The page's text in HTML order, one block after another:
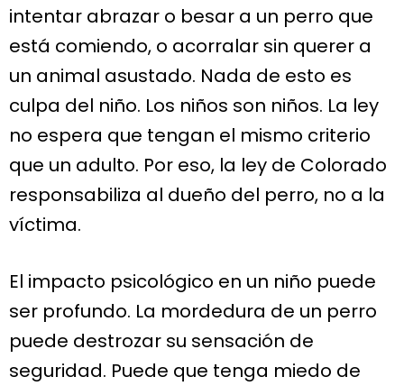
intentar abrazar o besar a un perro que
está comiendo, o acorralar sin querer a
un animal asustado. Nada de esto es
culpa del niño. Los niños son niños. La ley
no espera que tengan el mismo criterio
que un adulto. Por eso, la ley de Colorado
responsabiliza al dueño del perro, no a la
víctima.
El impacto psicológico en un niño puede
ser profundo. La mordedura de un perro
puede destrozar su sensación de
seguridad. Puede que tenga miedo de